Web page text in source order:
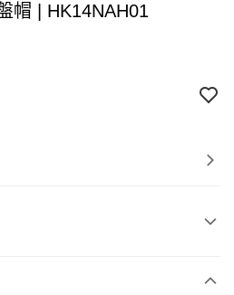
帽 | HK14NAH01